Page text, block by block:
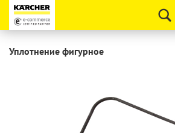
Уплотнение фигурное